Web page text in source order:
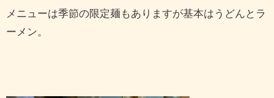
メニューは季節の限定麺もありますが基本はうどんとラ
ーメン。